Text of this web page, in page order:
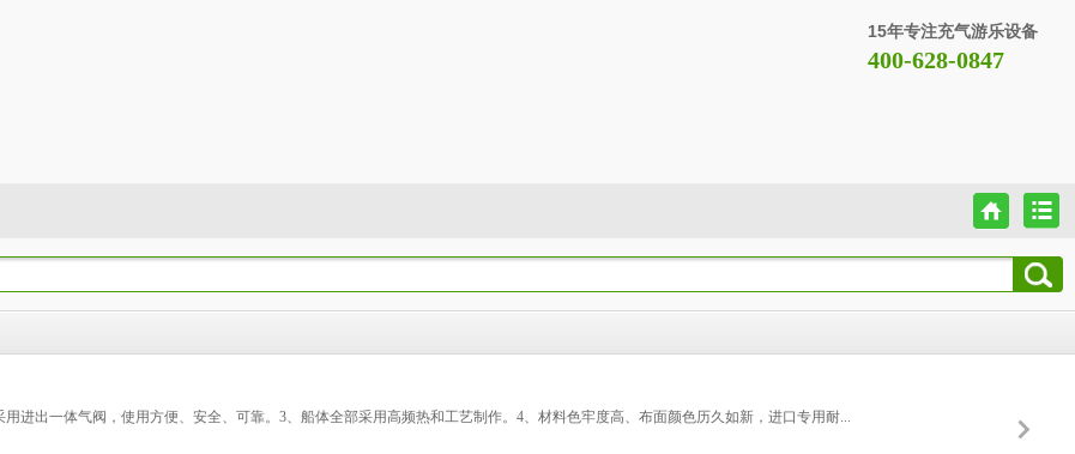
15年专注充气游乐设备
400-628-0847
进出一体气阀，使用方便、安全、可靠。3、船体全部采用高频热和工艺制作。4、材料色牢度高、布面颜色历久如新，进口专用耐...